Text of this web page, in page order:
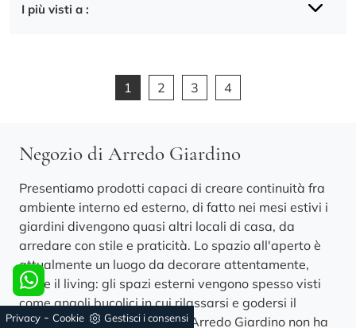
I più visti a :
1 2 3 4
Negozio di Arredo Giardino
Presentiamo prodotti capaci di creare continuità fra
ambiente interno ed esterno, di fatto nei mesi estivi i
giardini divengono quasi altri locali di casa, da
arredare con stile e praticità. Lo spazio all'aperto è
attualmente un luogo da decorare attentamente,
come il living: gli spazi esterni vengono spesso visti
come angoli bucolici in cui rilassarsi e godersi il
paesaggio che ci circonda. L’Arredo Giardino non ha
Privacy - Cookie Gestisci i consensi